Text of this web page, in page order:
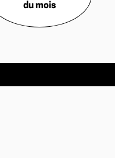
du mois